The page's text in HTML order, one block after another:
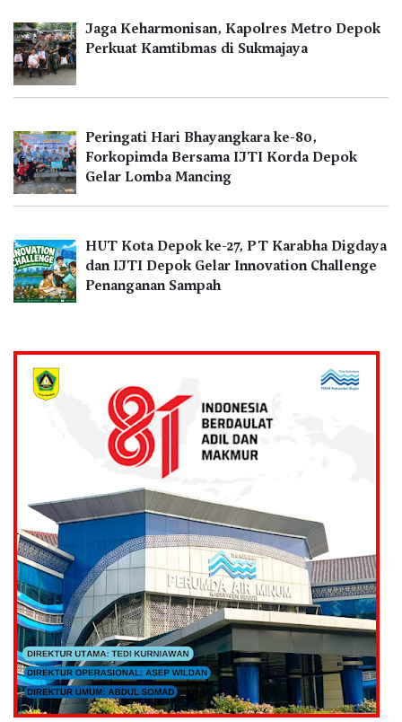
Jaga Keharmonisan, Kapolres Metro Depok
Perkuat Kamtibmas di Sukmajaya
Peringati Hari Bhayangkara ke-80,
Forkopimda Bersama IJTI Korda Depok
Gelar Lomba Mancing
HUT Kota Depok ke-27, PT Karabha Digdaya
dan IJTI Depok Gelar Innovation Challenge
Penanganan Sampah